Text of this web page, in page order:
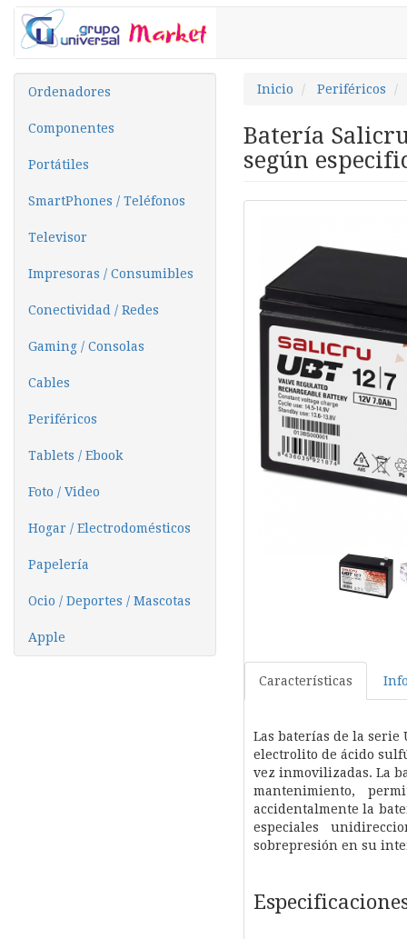
Ordenadores
Componentes
Portátiles
SmartPhones / Teléfonos
Televisor
Impresoras / Consumibles
Conectividad / Redes
Gaming / Consolas
Cables
Periféricos
Tablets / Ebook
Foto / Video
Hogar / Electrodomésticos
Papelería
Ocio / Deportes / Mascotas
Apple
Inicio Periféricos
Batería
según
Características
Las baterías de la serie
electrolito de ácido
vez inmovilizadas. La
mantenimiento,
accidentalmente la
especiales
sobrepresión en su